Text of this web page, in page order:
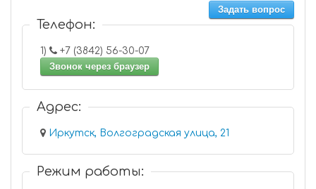
Задать вопрос
Телефон:
1)
+7 (3842) 56-30-07
Звонок через браузер
Адрес:
Иркутск, Волгоградская улица, 21
Режим работы: